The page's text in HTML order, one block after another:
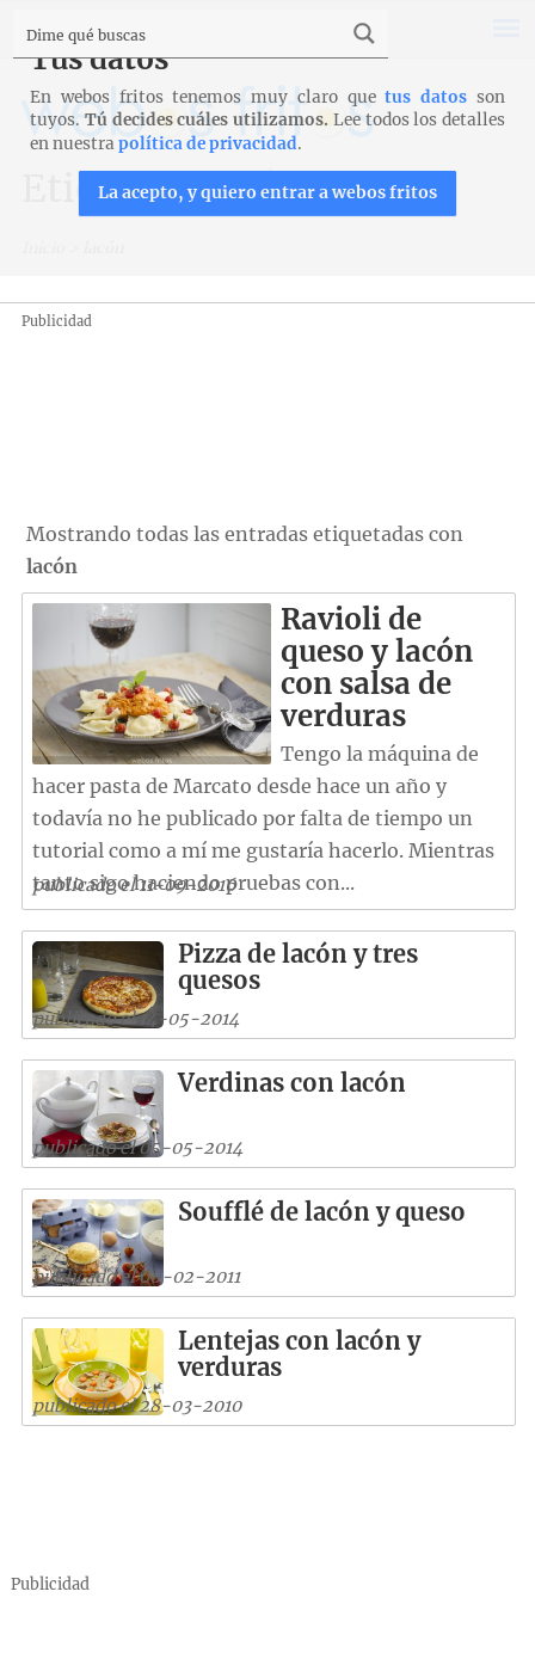
Etiqueta: lacón
Publicidad
Mostrando todas las entradas etiquetadas con
lacón
Ravioli de
queso y lacón
con salsa de
verduras
Tengo la máquina de
hacer pasta de Marcato desde hace un año y
todavía no he publicado por falta de tiempo un
tutorial como a mí me gustaría hacerlo. Mientras
tanto sigo haciendo pruebas con...
publicado el 11-09-2016
Pizza de lacón y tres
quesos
publicado el 14-05-2014
Verdinas con lacón
publicado el 05-05-2014
Soufflé de lacón y queso
publicado el 06-02-2011
Lentejas con lacón y
verduras
publicado el 28-03-2010
Publicidad
Tus datos
En webos fritos tenemos muy claro quetus datos son
tuyos. Tú decides cuáles utilizamos. Lee todos los detalles
en nuestrapolítica de privacidad.
La acepto, y quiero entrar a webos fritos